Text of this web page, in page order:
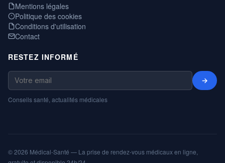
Mentions légales
Politique des cookies
Conditions d'utilisation
Contact
RESTEZ INFORMÉ
→
Conseils santé, actualités médicales
© 2026 Médical-Santé — La prise de rendez-vous médicaux en ligne,